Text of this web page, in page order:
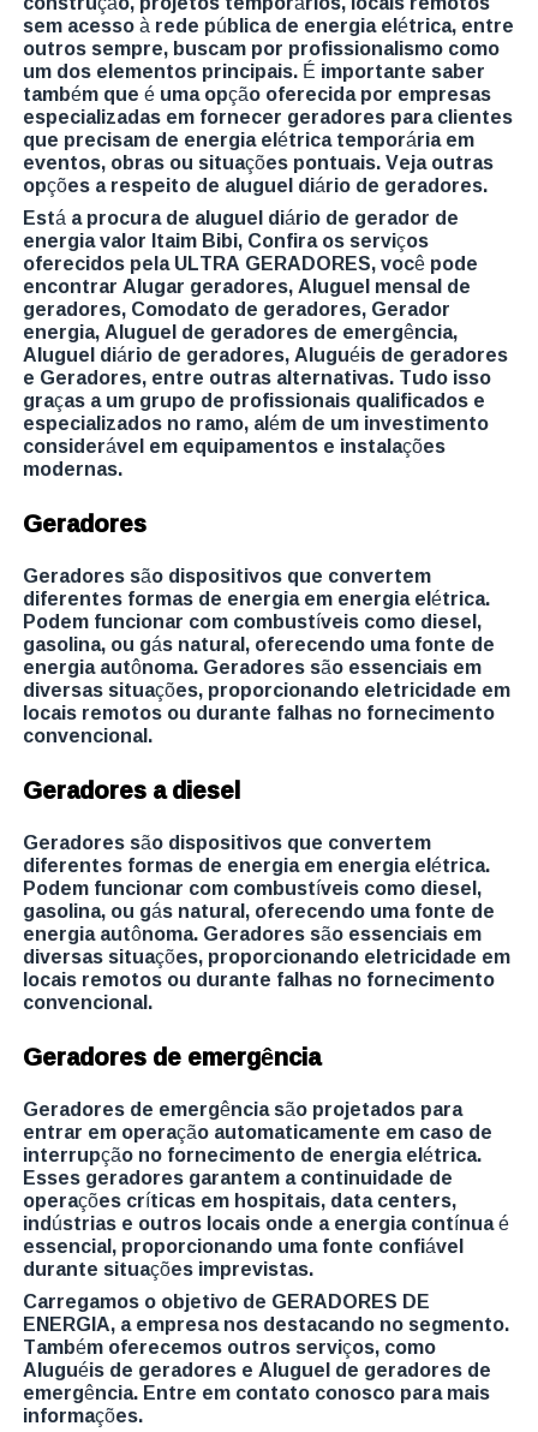
sem acesso à rede pública de energia elétrica, entre
outros sempre, buscam por profissionalismo como
um dos elementos principais. É importante saber
também que é uma opção oferecida por empresas
especializadas em fornecer geradores para clientes
que precisam de energia elétrica temporária em
eventos, obras ou situações pontuais. Veja outras
opções a respeito de aluguel diário de geradores.
Está a procura de aluguel diário de gerador de
energia valor Itaim Bibi, Confira os serviços
oferecidos pela ULTRA GERADORES, você pode
encontrar Alugar geradores, Aluguel mensal de
geradores, Comodato de geradores, Gerador
energia, Aluguel de geradores de emergência,
Aluguel diário de geradores, Aluguéis de geradores
e Geradores, entre outras alternativas. Tudo isso
graças a um grupo de profissionais qualificados e
especializados no ramo, além de um investimento
considerável em equipamentos e instalações
modernas.
Geradores
Geradores são dispositivos que convertem
diferentes formas de energia em energia elétrica.
Podem funcionar com combustíveis como diesel,
gasolina, ou gás natural, oferecendo uma fonte de
energia autônoma. Geradores são essenciais em
diversas situações, proporcionando eletricidade em
locais remotos ou durante falhas no fornecimento
convencional.
Geradores a diesel
Geradores são dispositivos que convertem
diferentes formas de energia em energia elétrica.
Podem funcionar com combustíveis como diesel,
gasolina, ou gás natural, oferecendo uma fonte de
energia autônoma. Geradores são essenciais em
diversas situações, proporcionando eletricidade em
locais remotos ou durante falhas no fornecimento
convencional.
Geradores de emergência
Geradores de emergência são projetados para
entrar em operação automaticamente em caso de
interrupção no fornecimento de energia elétrica.
Esses geradores garantem a continuidade de
operações críticas em hospitais, data centers,
indústrias e outros locais onde a energia contínua é
essencial, proporcionando uma fonte confiável
durante situações imprevistas.
Carregamos o objetivo de GERADORES DE
ENERGIA, a empresa nos destacando no segmento.
Também oferecemos outros serviços, como
Aluguéis de geradores e Aluguel de geradores de
emergência. Entre em contato conosco para mais
informações.